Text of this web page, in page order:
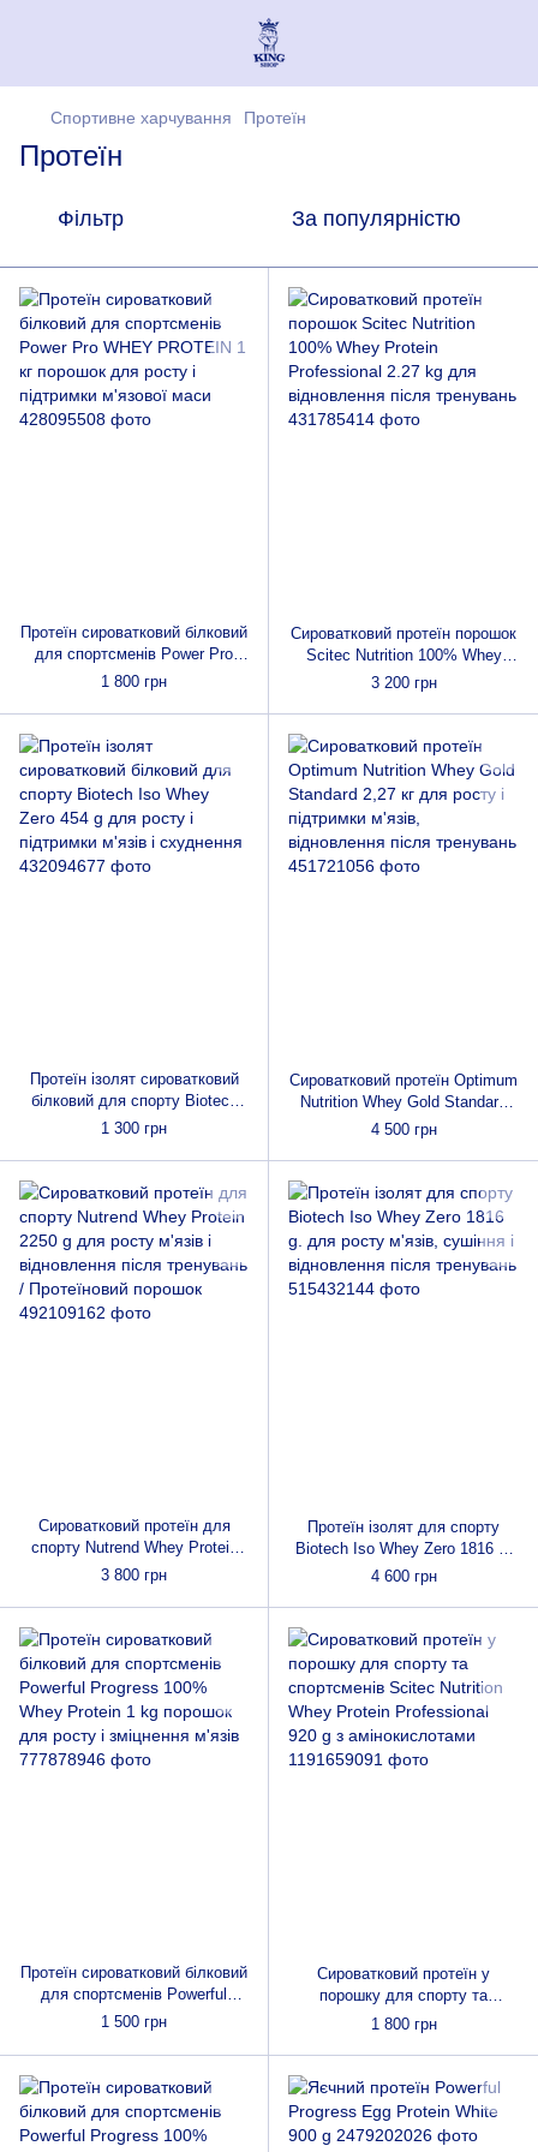
Спортивне харчування Протеїн
Протеїн
Фільтр За популярністю
Протеїн сироватковий білковий
для спортсменів Power Pro
WHEY PROTEIN 1 кг порошок
для росту і підтримки м'язової
маси
1 800 грн
Сироватковий протеїн порошок
Scitec Nutrition 100% Whey
Protein Professional 2.27 kg для
3 200 грн
Протеїн ізолят сироватковий
білковий для спорту Biotech
Iso Whey Zero 454 g для росту
1 300 грн
Сироватковий протеїн Optimum
Nutrition Whey Gold Standard
2,27 кг для росту і підтримки
тренувань
4 500 грн
Сироватковий протеїн для
спорту Nutrend Whey Protein
2250 g для росту м'язів і
Протеїновий порошок
3 800 грн
Протеїн ізолят для спорту
Biotech Iso Whey Zero 1816 g.
для росту м'язів, сушіння і
4 600 грн
Протеїн сироватковий білковий
для спортсменів Powerful
Progress 100% Whey Protein 1
зміцнення м'язів
1 500 грн
Сироватковий протеїн у
порошку для спорту та
спортсменів Scitec Nutrition
Whey Protein Professional 920 g
з амінокислотами
1 800 грн